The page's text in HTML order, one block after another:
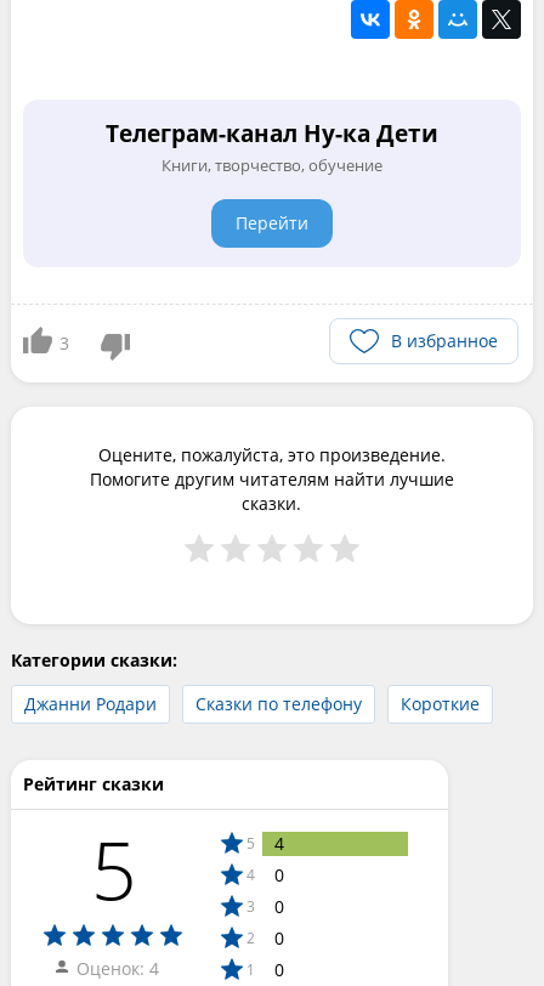
Телеграм-канал Ну-ка Дети
Книги, творчество, обучение
Перейти
3 В избранное
Оцените, пожалуйста, это произведение.
Помогите другим читателям найти лучшие
сказки.
Категории сказки:
Джанни Родари
Сказки по телефону Короткие
Рейтинг сказки
5
Оценок: 4
5 4
4 0
3 0
2 0
1 0